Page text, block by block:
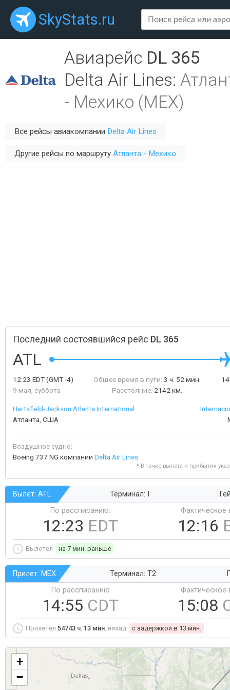
SkyStats.ru
Авиарейс DL 365
Delta Air Lines:
- Мехико (MEX)
Все рейсы авиакомпании Delta Air Lines
Другие рейсы по маршруту Атланта - Мехико
Последний состоявшийся рейс DL 365
ATL
12:23 EDT(GMT -4)
9 мая, суббота
Общее время в пути: 3 ч. 52 мин.
Расстояние: 2142 км.
Hartsfield-Jackson Atlanta International
Атланта, США
Воздушное судно:
Boeing 737 NG компании Delta Air Lines
* В точке вылета и прибытия
Вылет: ATL Терминал: I
По рассписанию:
12:23 EDT
Фактическое
12:16
Вылетел на 7 мин. раньше
Прилет: MEX Терминал: T2
По рассписанию
14:55 CDT
Фактическое
15:08
Прилетел 54743 ч. 13 мин. назад c задержкой в 13 мин.
+
−